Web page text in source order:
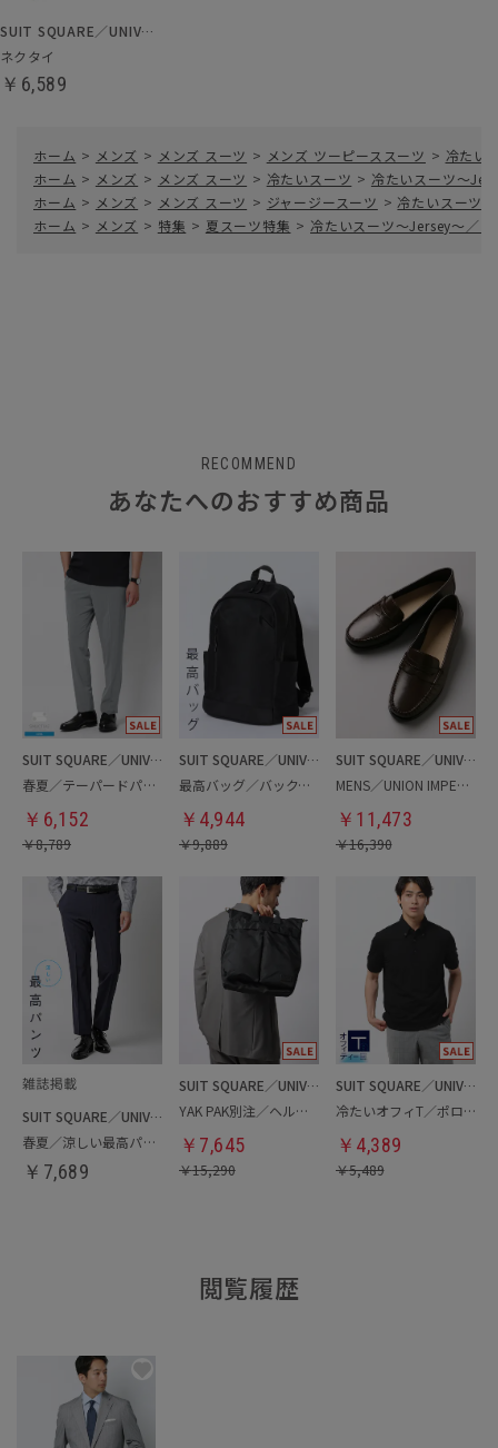
SUIT SQUARE／UNIVERSAL LANGUAGE
ネクタイ
￥6,589
ホーム > メンズ > メンズ スーツ > メンズ ツーピーススーツ > 冷たい
ホーム > メンズ > メンズ スーツ > 冷たいスーツ > 冷たいスーツ～
ホーム > メンズ > メンズ スーツ > ジャージースーツ > 冷たいスーツ
ホーム > メンズ > 特集 > 夏スーツ特集 > 冷たいスーツ～Jersey～／
RECOMMEND
あなたへのおすすめ商品
SUIT SQUARE／UNIVERSAL LANGUAGE
春夏／テーパードパンツ
￥ 6,152
￥8,789
SUIT SQUARE／UNIVERSAL LANGUAGE
最高バッグ／バックパック
￥ 4,944
￥9,889
SUIT SQUARE／UNIVERSAL LANGUAGE
MENS／UNION IMPERIAL監修／コインローファー
￥ 11,473
￥16,390
SUIT SQUARE／UNIVERSAL LANGUAGE
春夏／涼しい最高パンツ
￥ 7,689
SUIT SQUARE／UNIVERSAL LANGUAGE
YAK PAK別注／ヘルメットバッグ
￥ 7,645
￥15,290
SUIT SQUARE／UNIVERSAL LANGUAGE
冷たいオフィT／ポロシャツ
￥ 4,389
￥5,489
閲覧履歴